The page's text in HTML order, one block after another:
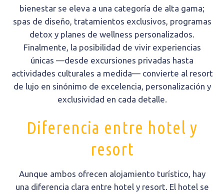
bienestar se eleva a una categoría de alta gama;
spas de diseño, tratamientos exclusivos, programas
detox y planes de wellness personalizados.
Finalmente, la posibilidad de vivir experiencias
únicas —desde excursiones privadas hasta
actividades culturales a medida— convierte al resort
de lujo en sinónimo de excelencia, personalización y
exclusividad en cada detalle.
Diferencia entre hotel y
resort
Aunque ambos ofrecen alojamiento turístico, hay
una diferencia clara entre hotel y resort. El hotel se